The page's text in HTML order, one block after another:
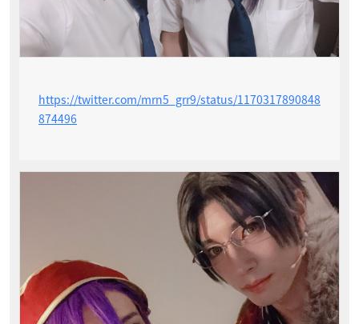
https://twitter.com/mrn5_grr9/status/1170317890848
874496